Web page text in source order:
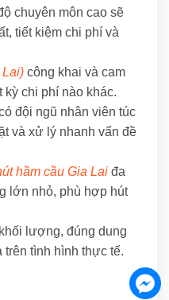
chuyên môn cao sẽ
tiết kiệm chi phí và
Lai) công khai và cam
kỳ chi phí nào khác.
đội ngũ nhân viên túc
và xử lý nhanh vấn đề
hầm cầu Gia Lai đa
lớn nhỏ, phù hợp hút
lượng, đúng dung
trên tình hình thực tế.